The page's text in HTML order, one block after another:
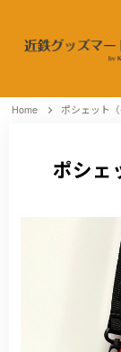
Home ポシェット
ポシェ